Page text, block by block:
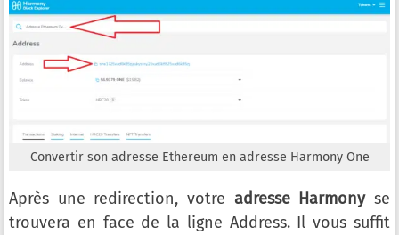
Convertir son adresse Ethereum en adresse Harmony One
Après une redirection, votre adresse Harmonyse
trouvera en face de la ligne Address. Il vous suffit